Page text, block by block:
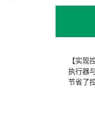
【实现
执行器
节省了